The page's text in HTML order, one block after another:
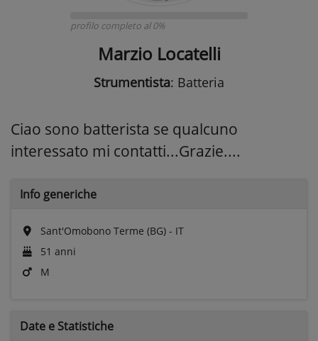
profilo completo al 0%
Marzio Locatelli
Strumentista: Batteria
Ciao sono batterista se qualcuno
interessato mi contatti...Grazie....
Info generiche
Sant'Omobono Terme (BG) - IT
51 anni
M
Date e Statistiche